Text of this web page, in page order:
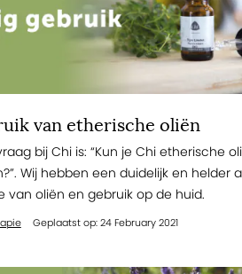
van etherische oliën
bij Chi is: “Kun je Chi etherische
Wij hebben een duidelijk en helder
van oliën en gebruik op de huid.
Geplaatst op: 24 February 2021